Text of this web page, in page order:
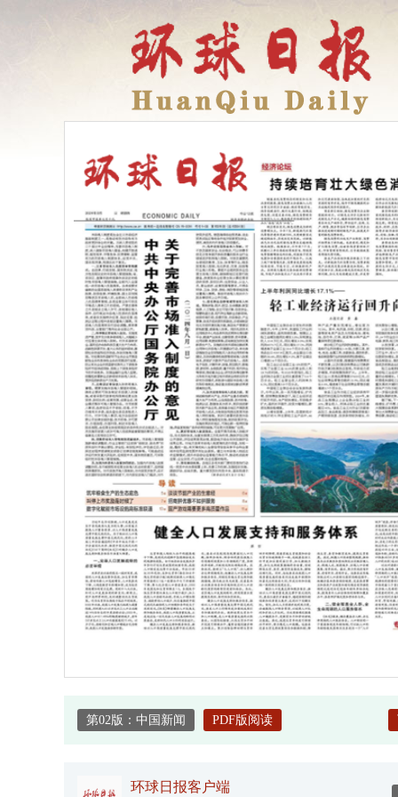
第02版：中国新闻 PDF版阅读
环球日报客户端